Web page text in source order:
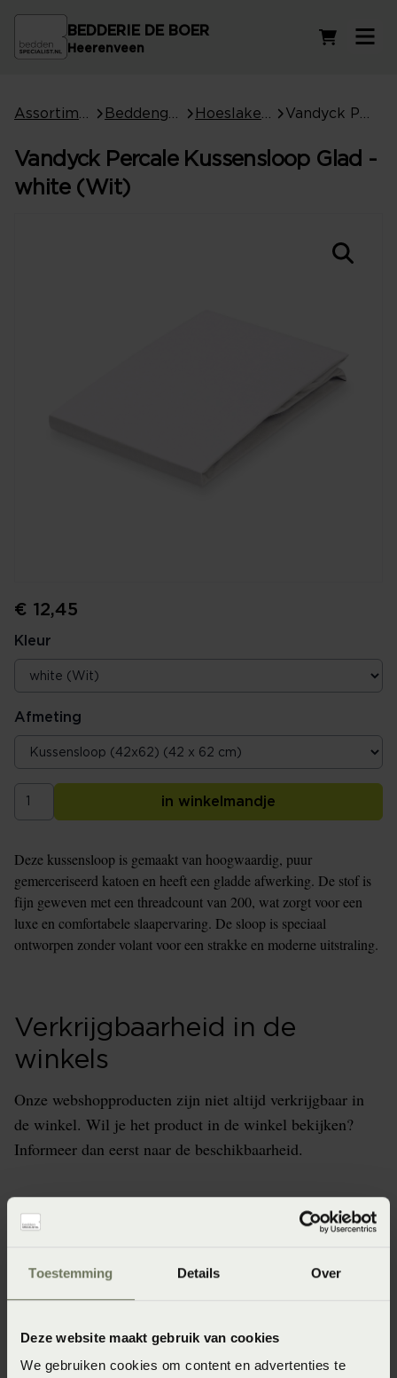
Toestemming Details Over
Deze website maakt gebruik van cookies
We gebruiken cookies om content en advertenties te
BEDDERIE DE BOER
Heerenveen
Vandyck Percale Kussensloop Glad -
white (Wit)
€ 12,45
Kleur
Afmeting
in winkelmandje
Deze kussensloop is gemaakt van hoogwaardig, puur
gemerceriseerd katoen en heeft een gladde afwerking. De stof is
fijn geweven met een threadcount van 200, wat zorgt voor een
luxe en comfortabele slaapervaring. De sloop is speciaal
ontworpen zonder volant voor een strakke en moderne uitstraling.
Verkrijgbaarheid in de
winkels
Onze webshopproducten zijn niet altijd verkrijgbaar in
de winkel. Wil je het product in de winkel bekijken?
Informeer dan eerst naar de beschikbaarheid.
Artikelnummer
8718471157469
Wasinstructie